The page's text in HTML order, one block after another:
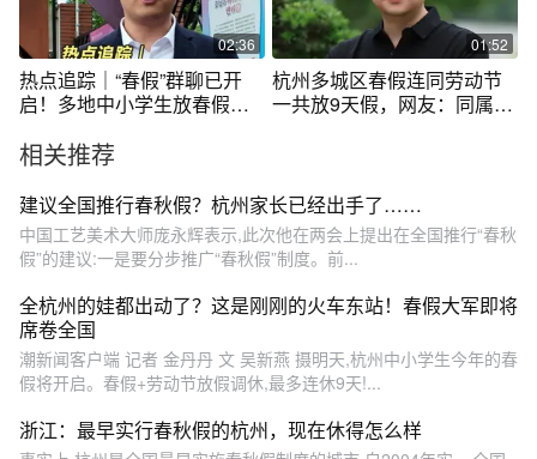
02:36
热点追踪｜“春假”群聊已开
启！多地中小学生放春假啦 #
经放了21年春秋假#热点追踪
01:52
杭州多城区春假连同劳动节
一共放9天假，网友：同属浙
么会有春假 #杭州 #春假连着
劳动节一共放9天 #你怎么看
#ZMG成长传播中心
相关推荐
建议全国推行春秋假？杭州家长已经出手了……
中国工艺美术大师庞永辉表示,此次他在两会上提出在全国推行“春秋
假”的建议:一是要分步推广“春秋假”制度。前...
全杭州的娃都出动了？这是刚刚的火车东站！春假大军即将
席卷全国
潮新闻客户端 记者 金丹丹 文 吴新燕 摄明天,杭州中小学生今年的春
假将开启。春假+劳动节放假调休,最多连休9天!...
浙江：最早实行春秋假的杭州，现在休得怎么样